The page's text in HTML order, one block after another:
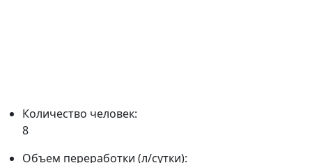
Количество человек:
8
Объем переработки (л/сутки):